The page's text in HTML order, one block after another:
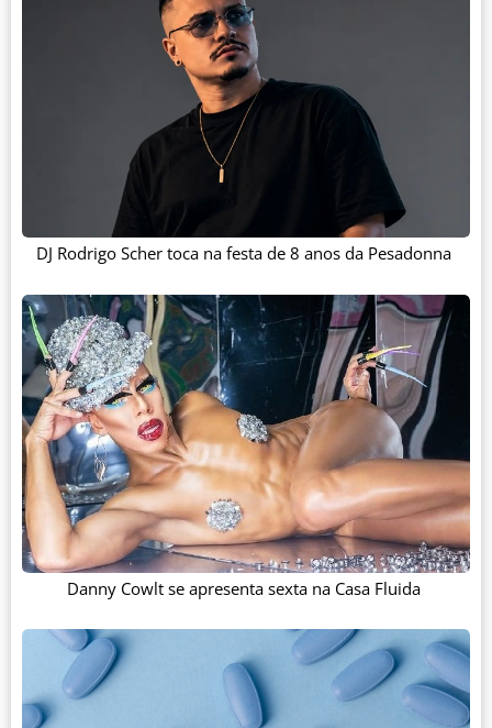
DJ Rodrigo Scher toca na festa de 8 anos da Pesadonna
Danny Cowlt se apresenta sexta na Casa Fluida